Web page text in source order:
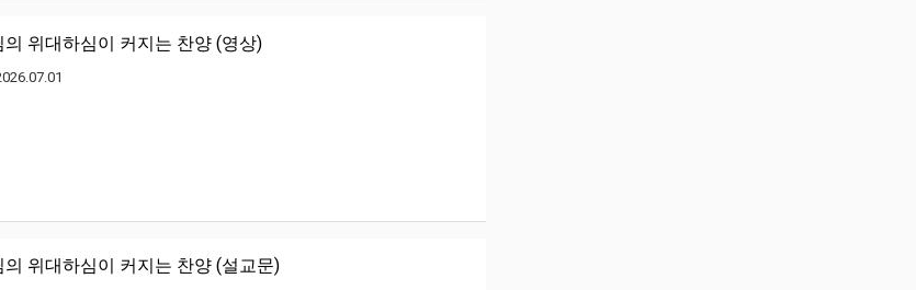
위대하심이 커지는 찬양 (영상)
위대하심이 커지는 찬양 (설교문)